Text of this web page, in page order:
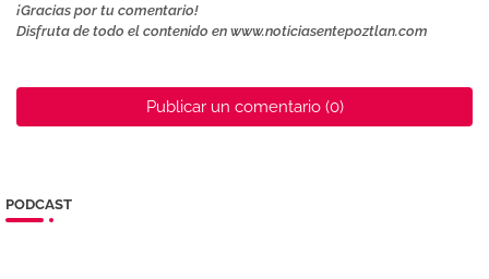
¡Gracias por tu comentario!
Disfruta de todo el contenido en www.noticiasentepoztlan.com
Publicar un comentario (0)
PODCAST